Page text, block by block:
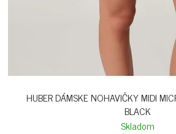
HUBER DÁMSKE NOHAVIČKY MIDI
BLACK
Skladom